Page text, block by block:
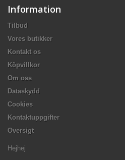
Information
Tilbud
Vores butikker
Kontakt os
Köpvillkor
Om oss
Dataskydd
Cookies
Kontaktuppgifter
Oversigt
Hejhej